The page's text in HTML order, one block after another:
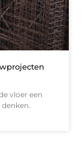
vloer een